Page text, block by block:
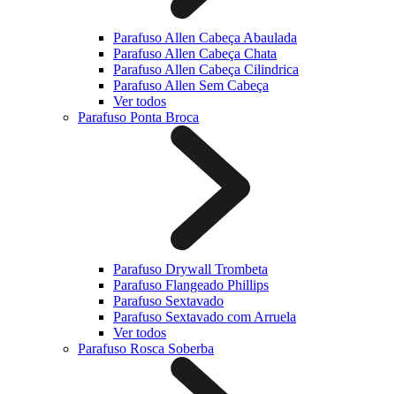
Parafuso Allen Cabeça Abaulada
Parafuso Allen Cabeça Chata
Parafuso Allen Cabeça Cilindrica
Parafuso Allen Sem Cabeça
Ver todos
Parafuso Ponta Broca
Parafuso Drywall Trombeta
Parafuso Flangeado Phillips
Parafuso Sextavado
Parafuso Sextavado com Arruela
Ver todos
Parafuso Rosca Soberba